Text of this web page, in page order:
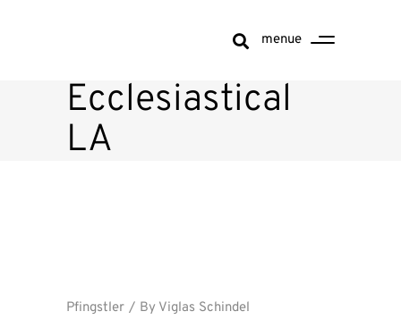
menue
Ecclesiastical
LA
Pfingstler By Viglas Schindel